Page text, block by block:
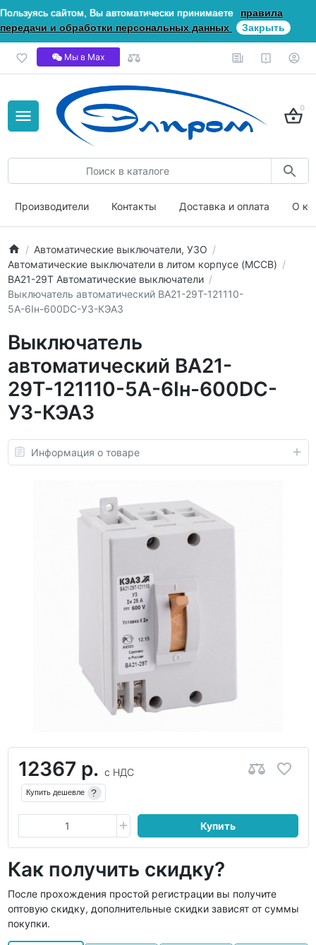
Пользуясь сайтом, Вы автоматически принимаете
правила
передачи и обработки персональных данных
Закрыть
Мы в Мах
0
Производители Контакты Доставка и оплата О
Автоматические выключатели, УЗО
Автоматические выключатели в литом корпусе (MCCB)
ВА21-29Т Автоматические выключатели
Выключатель автоматический ВА21-29Т-121110-
5А-6Iн-600DC-У3-КЭАЗ
Выключатель
автоматический ВА21-
29Т-121110-5А-6Iн-600DC-
У3-КЭАЗ
Информация о товаре
12367 р. с НДС
Купить дешевле ?
Купить
Как получить скидку?
После прохождения простой регистрации вы получите
оптовую скидку, дополнительные скидки зависят от суммы
покупки.